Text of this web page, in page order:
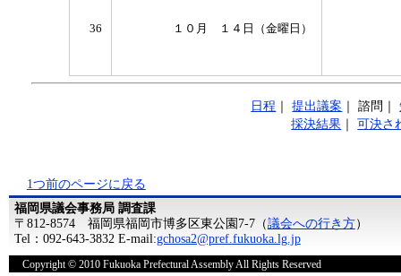
36 １０月 １４日（金曜日）
日程 ｜提出議案 ｜諮問 ｜
採決結果 ｜可決さ
1つ前のページに戻る
福岡県議会事務局 調査課
〒812-8574 福岡県福岡市博多区東公園7-7（議会への行き方）
Tel：092-643-3832 E-mail:gchosa2@pref.fukuoka.lg.jp
Copyright © 2010 Fukuoka Prefectural Assembly All Rights Reserved